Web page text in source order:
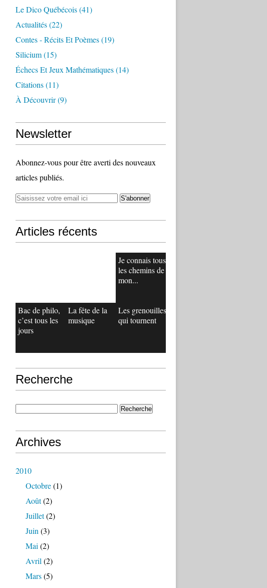
Le Dico Québécois(41)
Actualités(22)
Contes - Récits Et Poèmes(19)
Silicium(15)
Échecs Et Jeux Mathématiques(14)
Citations(11)
À Découvrir(9)
Newsletter
Abonnez-vous pour être averti des nouveaux
articles publiés.
Articles récents
Je connais tous
les chemins de
mon...
Bac de philo,
c’est tous les
jours
La fête de la
musique
Les grenouilles
qui tournent
Recherche
Archives
2010
Octobre(1)
Août(2)
Juillet(2)
Juin (3)
Mai (2)
Avril (2)
Mars(5)